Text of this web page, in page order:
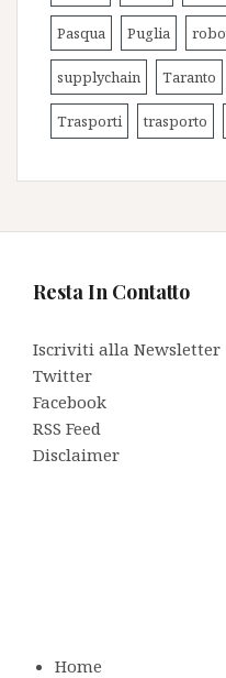
Pasqua Puglia
supplychain Taranto
Trasporti trasporto
Resta In Contatto
Iscriviti alla Newsletter
Twitter
Facebook
RSS Feed
Disclaimer
Home